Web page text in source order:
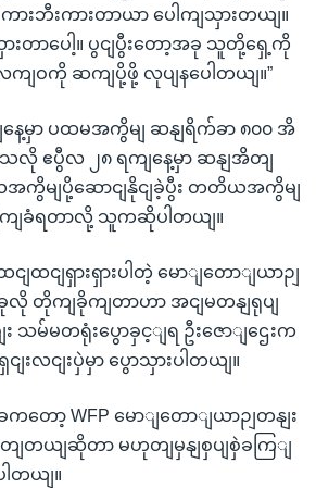
ားဘီးကားတာယာ ပေါကျသှားတယျ။
တာပေါ့။ ပွငျပွီးတော့အခု သူတို့ရှေ့ကို
ကျဝကို ဆကျပို့ဖို့ လုပျနပေါတယျ။”
ေ့မှာ ပထမအကွိမျ ဆနျရိက်ခာ ၈၀၀ အိ
သလို ဧပွီလ ၂၈ ရကျနေ့မှာ ဆနျအိတျ
အကွိမျပို့ဆောငျနိုငျခဲ့ပွီး တတိယအကွိမျ
ကျခံရတာလို့ သူကဆိုပါတယျ။
ျထငျရှားရှားပါတဲ့ မောျတောျယာဉျ
တိုကျခိုကျတာဟာ အငျမတနျရုပျ
သမ်မတရုံးပွောခှင့ျရ ဦးဇောျဌေးက
ျးလငျးပှဲမှာ ပွောသှားပါတယျ။
ကတော့ WFP မောျတောျယာဉျတနျး
တယျဆိုတာ မဟုတျမှနျစှပျစှဲခကြျ
တယျ။